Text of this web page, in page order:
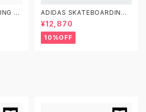
JA
ア
グ
ADIDAS SKATEBOARDING
SUPERSTAR ADV JH8138 2
6.0-28.0 アディダス スケート
ボーディング スーパースターAD
V 白黒
¥12,870
10%OFF